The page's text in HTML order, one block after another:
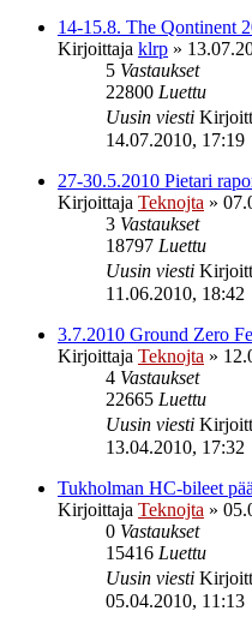
14-15.8. The Qontinent
Kirjoittaja klrp »
5 Vastaukset
22800 Luettu
Uusin viesti
14.07.2010, 17:19
27-30.5.2010 Pietari
Kirjoittaja Teknojta »
3 Vastaukset
18797 Luettu
Uusin viesti
11.06.2010, 18:42
3.7.2010 Ground Zero
Kirjoittaja Teknojta »
4 Vastaukset
22665 Luettu
Uusin viesti
13.04.2010, 17:32
Tukholman HC-bileet
Kirjoittaja Teknojta »
0 Vastaukset
15416 Luettu
Uusin viesti
05.04.2010, 11:13